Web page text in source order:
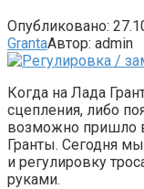
Опубликовано:
GrantaАвтор: admin
Когда на Лада
сцепления, либо
возможно пришло
Гранты. Сегодня
и регулировку
руками.